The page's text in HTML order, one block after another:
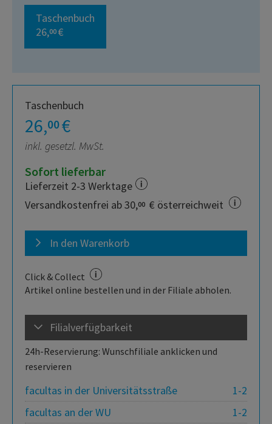
Taschenbuch
26,00 €
Taschenbuch
26,00€
inkl. gesetzl. MwSt.
Sofort lieferbar
Lieferzeit 2-3 Werktage
Versandkostenfrei ab 30,00 € österreichweit
In den Warenkorb
Click & Collect
Artikel online bestellen und in der Filiale abholen.
Filialverfügbarkeit
24h-Reservierung: Wunschfiliale anklicken und
reservieren
1-2
facultas in der Universitätsstraße
1-2
facultas an der WU